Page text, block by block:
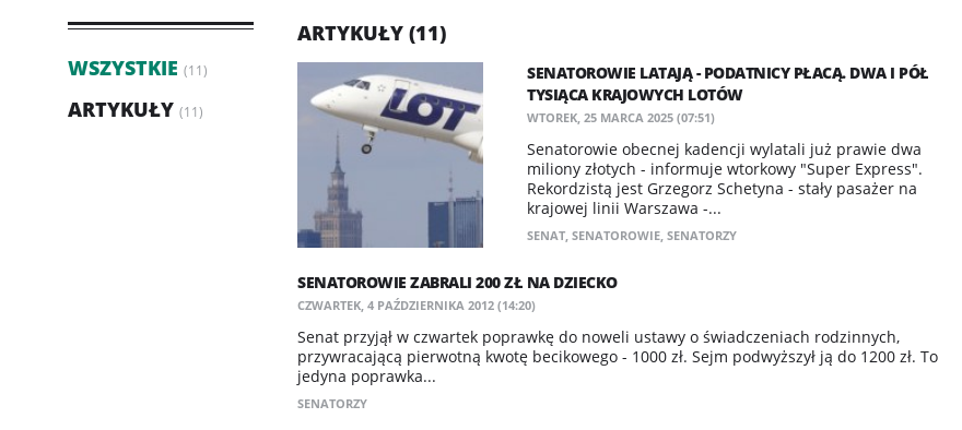
WSZYSTKIE (11)
ARTYKUŁY (11)
ARTYKUŁY (11)
SENATOROWIE LATAJĄ - PODATNICY PŁACĄ. DWA I PÓŁ
TYSIĄCA KRAJOWYCH LOTÓW
WTOREK, 25 MARCA 2025 (07:51)
Senatorowie obecnej kadencji wylatali już prawie dwa
miliony złotych - informuje wtorkowy "Super Express".
Rekordzistą jest Grzegorz Schetyna - stały pasażer na
krajowej linii Warszawa -...
SENAT, SENATOROWIE, SENATORZY
SENATOROWIE ZABRALI 200 ZŁ NA DZIECKO
CZWARTEK, 4 PAŹDZIERNIKA 2012 (14:20)
Senat przyjął w czwartek poprawkę do noweli ustawy o świadczeniach rodzinnych,
przywracającą pierwotną kwotę becikowego - 1000 zł. Sejm podwyższył ją do 1200 zł. To
jedyna poprawka...
SENATORZY